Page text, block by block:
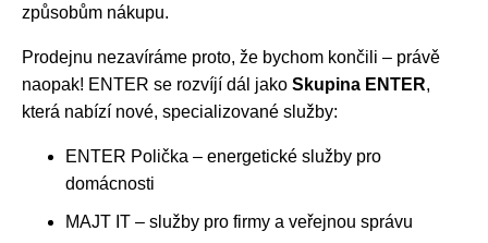
způsobům nákupu.
Prodejnu nezavíráme proto, že bychom končili – právě
naopak! ENTER se rozvíjí dál jako Skupina ENTER,
která nabízí nové, specializované služby:
ENTER Polička – energetické služby pro
domácnosti
MAJT IT – služby pro firmy a veřejnou správu